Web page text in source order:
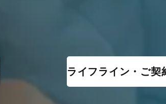
ライフライン・ご契